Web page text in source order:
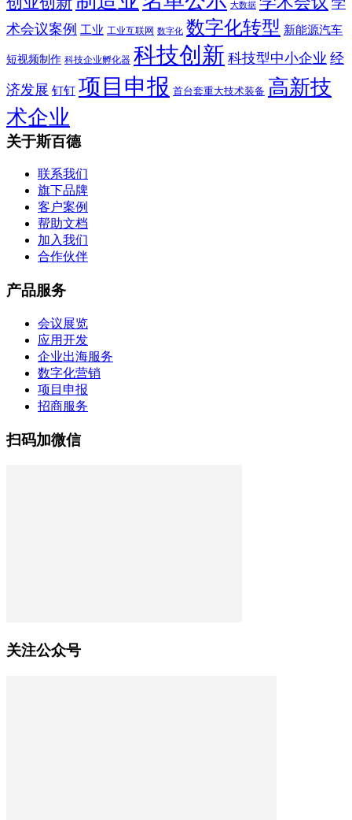
大数据
术会议案例 工业 工业互联网 数字化 数字化转型 新能源汽车
短视频制作 科技企业孵化器 科技创新 科技型中小企业 经
济发展 钉钉 项目申报 首台套重大技术装备 高新技
术企业
关于斯百德
联系我们
旗下品牌
客户案例
帮助文档
加入我们
合作伙伴
产品服务
会议展览
应用开发
企业出海服务
数字化营销
项目申报
招商服务
扫码加微信
关注公众号